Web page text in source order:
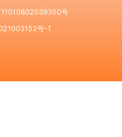
11010802039350号
号-1